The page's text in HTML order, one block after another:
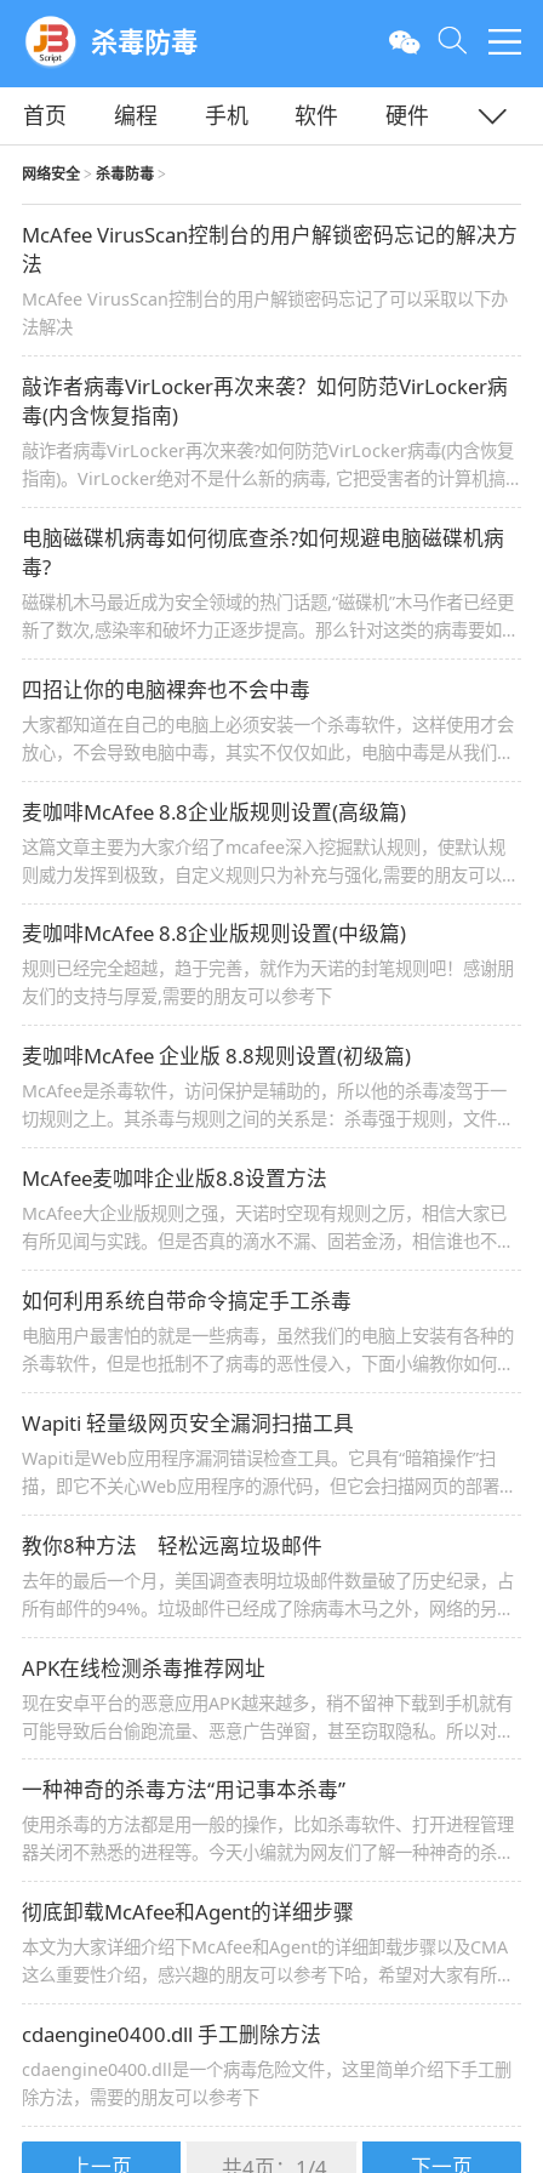
杀毒防毒
首页 编程 手机 软件
硬件
教程
平面
网络安全> 杀毒防毒>
McAfee VirusScan控制台的用户解锁密码忘记的解决方
法
McAfee VirusScan控制台的用户解锁密码忘记了可以采取以下办
法解决
敲诈者病毒VirLocker再次来袭？如何防范VirLocker病
毒(内含恢复指南)
敲诈者病毒VirLocker再次来袭?如何防范VirLocker病毒(内含恢复
指南)。VirLocker绝对不是什么新的病毒, 它把受害者的计算机搞
得一团糟已多达数年
电脑磁碟机病毒如何彻底查杀?如何规避电脑磁碟机病
毒?
磁碟机木马最近成为安全领域的热门话题,“磁碟机”木马作者已经更
新了数次,感染率和破坏力正逐步提高。那么针对这类的病毒要如何
才能彻底的查杀呢。这类病毒不是以下载器为目的的，那么又要如
何规避呢。下面我们一起来学习吧
四招让你的电脑裸奔也不会中毒
大家都知道在自己的电脑上必须安装一个杀毒软件，这样使用才会
放心，不会导致电脑中毒，其实不仅仅如此，电脑中毒是从我们使
用电脑的习惯上来的，一起来看看电脑裸奔也不会中毒的技巧吧
麦咖啡McAfee 8.8企业版规则设置(高级篇)
这篇文章主要为大家介绍了mcafee深入挖掘默认规则，使默认规
则威力发挥到极致，自定义规则只为补充与强化,需要的朋友可以参
考下
麦咖啡McAfee 8.8企业版规则设置(中级篇)
规则已经完全超越，趋于完善，就作为天诺的封笔规则吧！感谢朋
友们的支持与厚爱,需要的朋友可以参考下
麦咖啡McAfee 企业版 8.8规则设置(初级篇)
McAfee是杀毒软件，访问保护是辅助的，所以他的杀毒凌驾于一
切规则之上。其杀毒与规则之间的关系是：杀毒强于规则，文件规
则强于注册表规则，注册表规则强于端口规则，但四者各有所长，
相互配合，才能发挥它的综合能力
McAfee麦咖啡企业版8.8设置方法
McAfee大企业版规则之强，天诺时空现有规则之厉，相信大家已
有所见闻与实践。但是否真的滴水不漏、固若金汤，相信谁也不敢
妄言。本教程力图充分利用咖啡规则现有语法特点，引导有一定基
础的新手和有兴趣的朋友构筑一个防范严密、高效放心的规则
如何利用系统自带命令搞定手工杀毒
电脑用户最害怕的就是一些病毒，虽然我们的电脑上安装有各种的
杀毒软件，但是也抵制不了病毒的恶性侵入，下面小编教你如何自
己亲自动手来用系统自带的工具绞杀病毒，快来看看吧
Wapiti 轻量级网页安全漏洞扫描工具
Wapiti是Web应用程序漏洞错误检查工具。它具有“暗箱操作”扫
描，即它不关心Web应用程序的源代码，但它会扫描网页的部署，
寻找使其能够注入数据的脚本和格式。它用于检测网页，看脚本是
否脆弱的
教你8种方法 轻松远离垃圾邮件
去年的最后一个月，美国调查表明垃圾邮件数量破了历史纪录，占
所有邮件的94%。垃圾邮件已经成了除病毒木马之外，网络的另一
大“公害”。本文整理了十种对付垃圾邮件的方法，让我们来看一
下，因为是国外网站，是否符合我国情况还需斟酌。
APK在线检测杀毒推荐网址
现在安卓平台的恶意应用APK越来越多，稍不留神下载到手机就有
可能导致后台偷跑流量、恶意广告弹窗，甚至窃取隐私。所以对于
移动端智能设备的安全问题同样要重视起来。下面脚本之家的小编
就来提供几个比较主流的针对Android应用的在线查毒网站，供大
家参考。
一种神奇的杀毒方法“用记事本杀毒”
使用杀毒的方法都是用一般的操作，比如杀毒软件、打开进程管理
器关闭不熟悉的进程等。今天小编就为网友们了解一种神奇的杀毒
方法，那就是记事本杀毒，感兴趣的朋友不要错过
彻底卸载McAfee和Agent的详细步骤
本文为大家详细介绍下McAfee和Agent的详细卸载步骤以及CMA
这么重要性介绍，感兴趣的朋友可以参考下哈，希望对大家有所帮
助
cdaengine0400.dll 手工删除方法
cdaengine0400.dll是一个病毒危险文件，这里简单介绍下手工删
除方法，需要的朋友可以参考下
上一页 下一页